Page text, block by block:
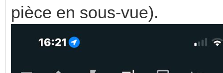
pièce en sous-vue).